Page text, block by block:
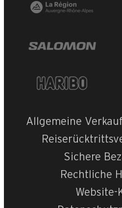
Allgemeine
Sichere
Rechtliche
Website-